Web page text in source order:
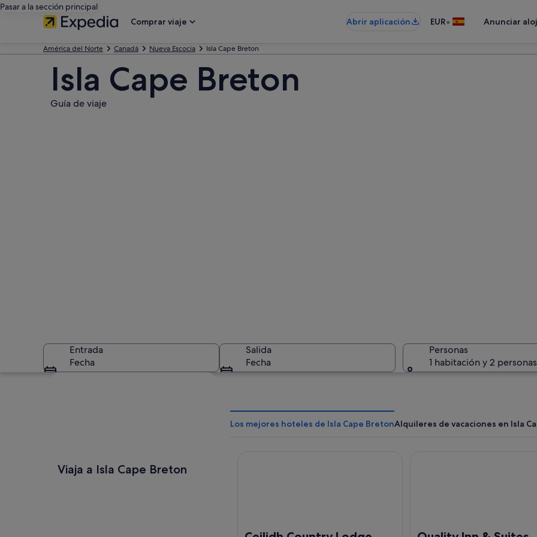
Pasar a la sección principal
Comprar viaje
Abrir aplicación EUR• Anunciar
América del Norte Canadá Nueva Escocia Isla Cape Breton
Isla Cape Breton
Guía de viaje
Entrada
Fecha
Salida
Fecha
Personas
1 habitación y 2 personas
Viaja a Isla Cape Breton
Los mejores hoteles de Isla Cape BretonAlquileres de vacaciones en Isla